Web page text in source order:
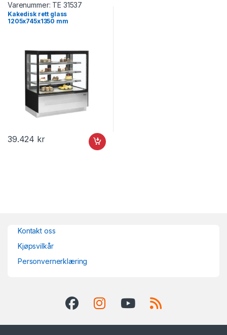
Varenummer: TE 31537
Kakedisk rett glass
1205x745x1350 mm
39.424 kr
Kontakt oss
Kjøpsvilkår
Personvernerklæring